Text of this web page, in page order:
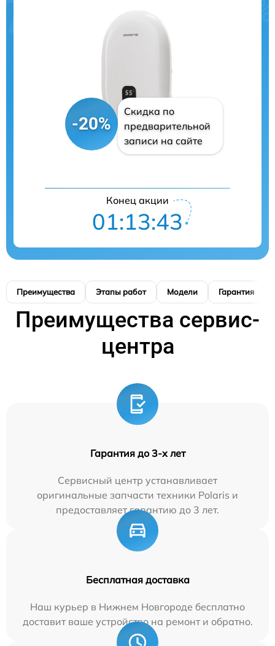
-20%
Скидка по
предварительной
записи на сайте
Конец акции
01:13:42
Преимущества Этапы работ Модели Гарантия
Преимущества сервис-
центра
Гарантия до 3-х лет
Сервисный центр устанавливает
оригинальные запчасти техники Polaris и
предоставляет гарантию до 3 лет.
Бесплатная доставка
Наш курьер в Нижнем Новгороде бесплатно
доставит ваше устройство на ремонт и обратно.